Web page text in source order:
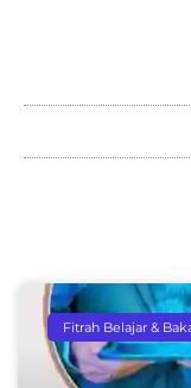
Fitrah Belajar &